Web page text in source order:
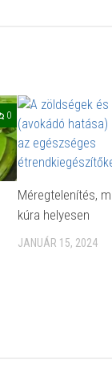
0
Méregtelenítés,
kúra helyesen
JANUÁR 15, 2024